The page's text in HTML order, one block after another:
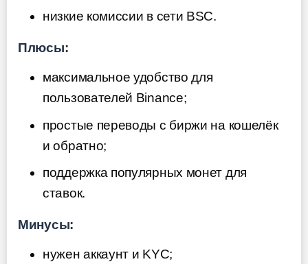
низкие комиссии в сети BSC.
Плюсы:
максимальное удобство для
пользователей Binance;
простые переводы с биржи на кошелёк
и обратно;
поддержка популярных монет для
ставок.
Минусы:
нужен аккаунт и KYC;